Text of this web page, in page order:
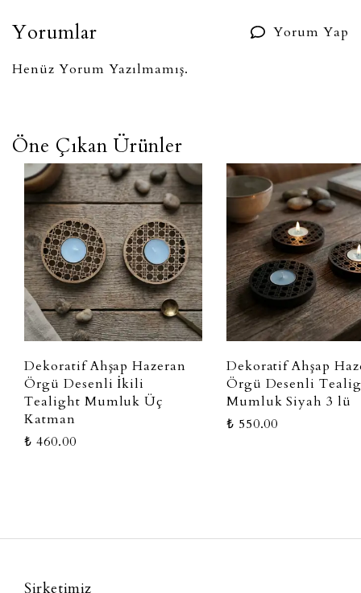
Yorumlar Yorum Yap
Henüz Yorum Yazılmamış.
Öne Çıkan Ürünler
Dekoratif Ahşap Hazeran
Örgü Desenli İkili
Tealight Mumluk Üç
Katman
₺ 460.00
Dekoratif Ahşap
Örgü Desenli
Mumluk Siyah 3 lü
₺ 550.00
Şirketimiz